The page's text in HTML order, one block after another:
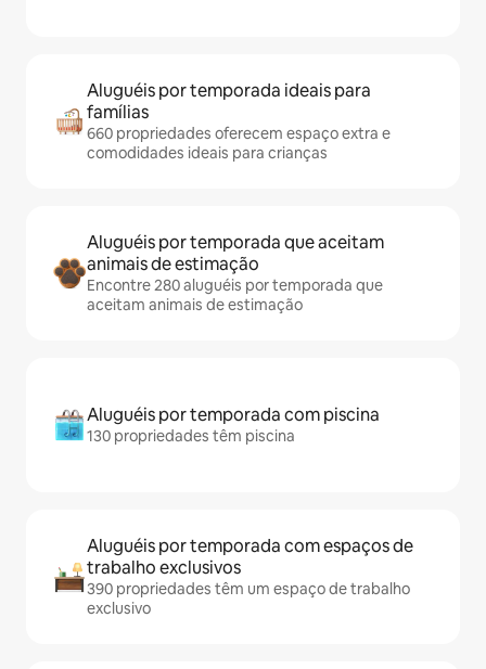
Aluguéis por temporada ideais para
famílias
660 propriedades oferecem espaço extra e
comodidades ideais para crianças
Aluguéis por temporada que aceitam
animais de estimação
Encontre 280 aluguéis por temporada que
aceitam animais de estimação
Aluguéis por temporada com piscina
130 propriedades têm piscina
Aluguéis por temporada com espaços de
trabalho exclusivos
390 propriedades têm um espaço de trabalho
exclusivo